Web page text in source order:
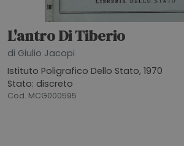
L'antro Di Tiberio
di Giulio Jacopi
Istituto Poligrafico Dello Stato, 1970
Stato: discreto
Cod. MCG000595